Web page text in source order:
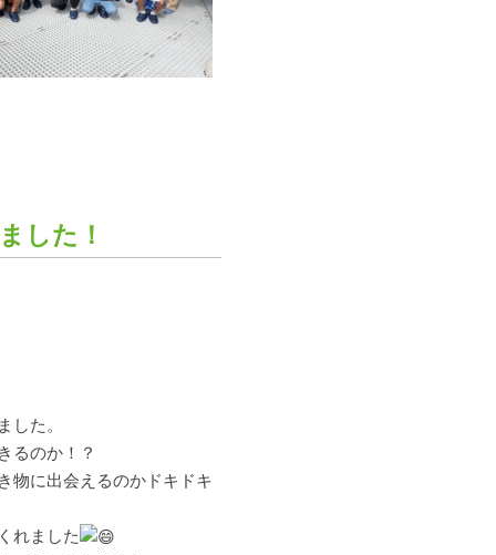
した！
した。
るのか！？
物に出会えるのかドキドキ
れました